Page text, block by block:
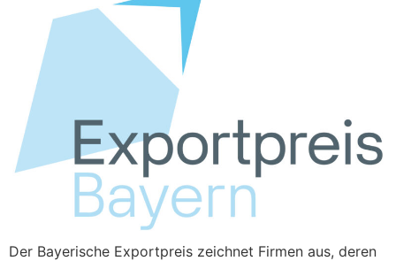
Der Bayerische Exportpreis zeichnet Firmen aus, deren